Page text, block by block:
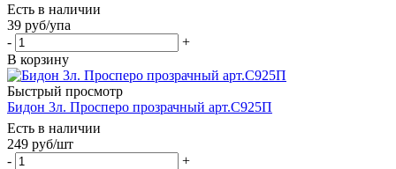
Есть в наличии
39 руб/упа
-
+
В корзину
Быстрый просмотр
Бидон 3л. Просперо прозрачный арт.С925П
Есть в наличии
249 руб/шт
-
+